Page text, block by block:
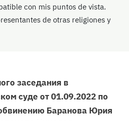
con mis puntos de vista.
de otras religiones y
заседания в
суде от 01.09.2022 по
Баранова Юрия